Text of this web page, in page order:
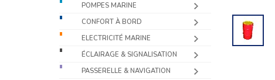
POMPES MARINE
CONFORT À BORD
ELECTRICITÉ MARINE
ÉCLAIRAGE & SIGNALISATION
PASSERELLE & NAVIGATION